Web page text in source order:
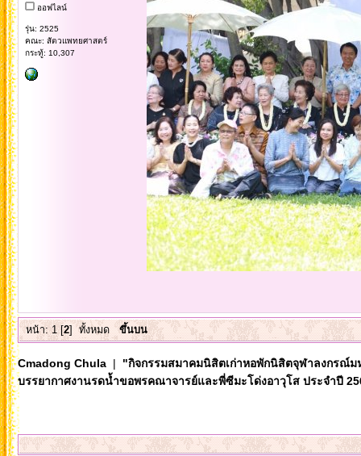
ออฟไลน์
รุ่น: 2525
คณะ: สัตวแพทยศาสตร์
กระทู้: 10,307
หน้า:1[2]ทั้งหมด ขึ้นบน
Cmadong Chula| "กิจกรรมสมาคมนิสิตเก่าหอพักนิสิตจุฬาลงกรณ์ม
บรรยากาศงานรดน้ำขอพรคณาจารย์และพี่ซีมะโด่งอาวุโส ประจำปี